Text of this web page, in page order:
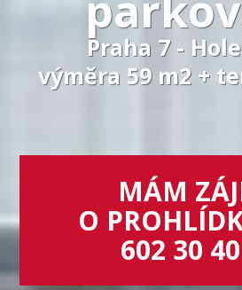
Praha 7 -
výměra 59 m2 +
MÁM
O
602 30